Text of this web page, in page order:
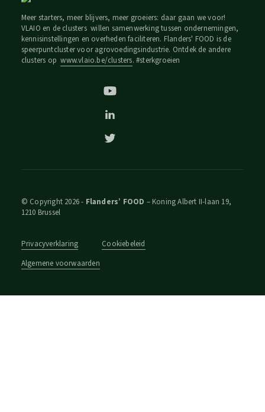
Meer starters, meer blijvers, meer groeiers: daar gaan we voor!
VLAIO en de clusters willen samenwerking tussen ondernemingen,
kennisinstellingen en overheden faciliteren. Flanders' FOOD is de
speerpuntcluster voor agrovoedingsindustrie. Ontdek de andere
clusters opwww.vlaio.be/clusters. #sterkgroeien
© Copyright 2026 - Flanders’ FOOD – Koning Albert II-laan 19,
1210 Brussel
Privacyverklaring
Cookiebeleid
Algemene voorwaarden